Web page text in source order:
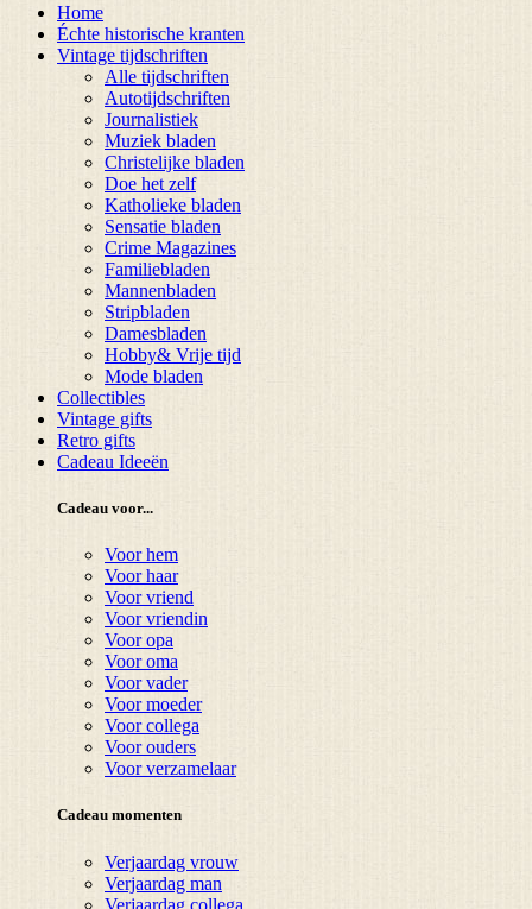
Home
Échte historische kranten
Vintage tijdschriften
Alle tijdschriften
Autotijdschriften
Journalistiek
Muziek bladen
Christelijke bladen
Doe het zelf
Katholieke bladen
Sensatie bladen
Crime Magazines
Familiebladen
Mannenbladen
Stripbladen
Damesbladen
Hobby& Vrije tijd
Mode bladen
Collectibles
Vintage gifts
Retro gifts
Cadeau Ideeën
Cadeau voor...
Voor hem
Voor haar
Voor vriend
Voor vriendin
Voor opa
Voor oma
Voor vader
Voor moeder
Voor collega
Voor ouders
Voor verzamelaar
Cadeau momenten
Verjaardag vrouw
Verjaardag man
Verjaardag collega